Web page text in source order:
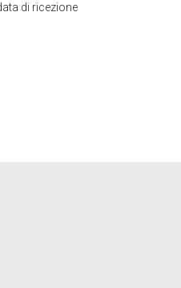
di ricezione